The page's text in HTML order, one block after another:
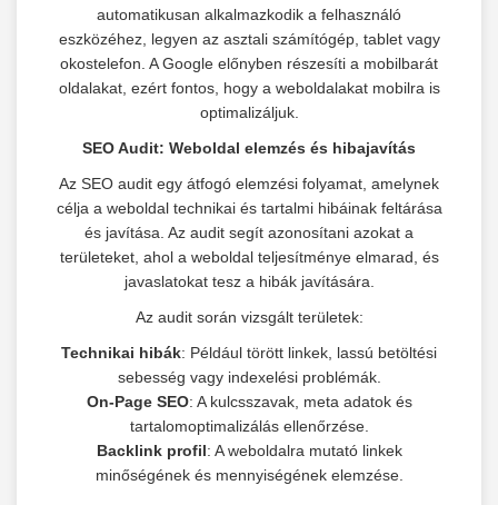
automatikusan alkalmazkodik a felhasználó
eszközéhez, legyen az asztali számítógép, tablet vagy
okostelefon. A Google előnyben részesíti a mobilbarát
oldalakat, ezért fontos, hogy a weboldalakat mobilra is
optimalizáljuk.
SEO Audit: Weboldal elemzés és hibajavítás
Az SEO audit egy átfogó elemzési folyamat, amelynek
célja a weboldal technikai és tartalmi hibáinak feltárása
és javítása. Az audit segít azonosítani azokat a
területeket, ahol a weboldal teljesítménye elmarad, és
javaslatokat tesz a hibák javítására.
Az audit során vizsgált területek:
Technikai hibák: Például törött linkek, lassú betöltési
sebesség vagy indexelési problémák.
On-Page SEO: A kulcsszavak, meta adatok és
tartalomoptimalizálás ellenőrzése.
Backlink profil: A weboldalra mutató linkek
minőségének és mennyiségének elemzése.